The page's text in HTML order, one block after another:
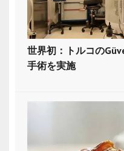
世界初：トルコの
手術を実施